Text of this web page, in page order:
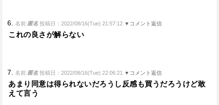
6. 名前:匿名 投稿日：2022/08/16(Tue) 21:57:12 ▼コメント返信
これの良さが解らない
7. 名前:匿名 投稿日：2022/08/16(Tue) 22:06:21 ▼コメント返信
あまり同意は得られないだろうし反感も買うだろうけど敢
えて言う